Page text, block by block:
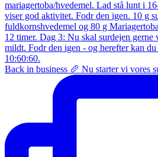
Back in business 🥖 Nu starter vi vores